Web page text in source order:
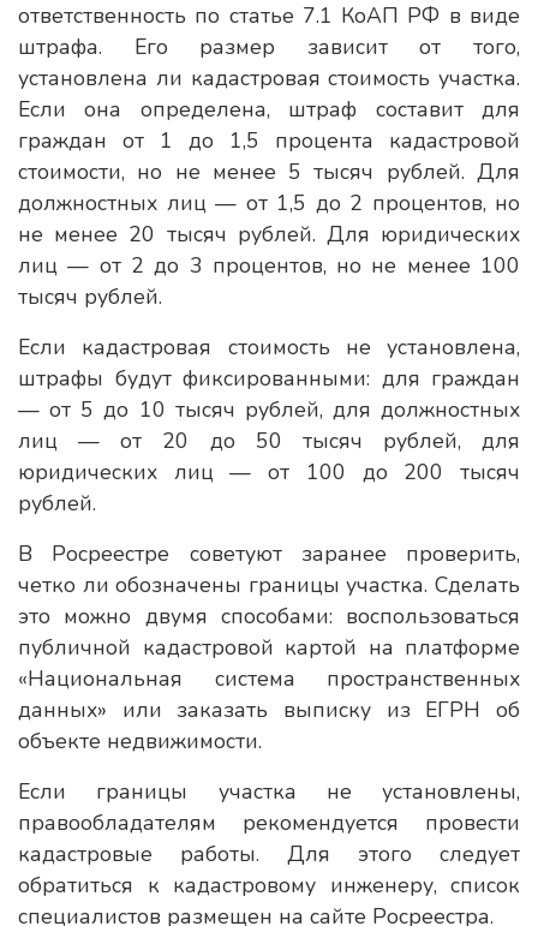
ответственность по статье 7.1 КоАП РФ в виде
штрафа. Его размер зависит от того,
установлена ли кадастровая стоимость участка.
Если она определена, штраф составит для
граждан от 1 до 1,5 процента кадастровой
стоимости, но не менее 5 тысяч рублей. Для
должностных лиц — от 1,5 до 2 процентов, но
не менее 20 тысяч рублей. Для юридических
лиц — от 2 до 3 процентов, но не менее 100
тысяч рублей.
Если кадастровая стоимость не установлена,
штрафы будут фиксированными: для граждан
— от 5 до 10 тысяч рублей, для должностных
лиц — от 20 до 50 тысяч рублей, для
юридических лиц — от 100 до 200 тысяч
рублей.
В Росреестре советуют заранее проверить,
четко ли обозначены границы участка. Сделать
это можно двумя способами: воспользоваться
публичной кадастровой картой на платформе
«Национальная система пространственных
данных» или заказать выписку из ЕГРН об
объекте недвижимости.
Если границы участка не установлены,
правообладателям рекомендуется провести
кадастровые работы. Для этого следует
обратиться к кадастровому инженеру, список
специалистов размещен на сайте Росреестра.